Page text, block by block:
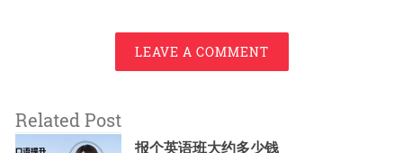
LEAVE A COMMENT
Related Post
报个英语班大约多少钱